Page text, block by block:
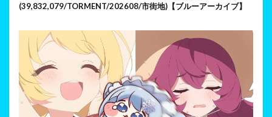
(39,832,079/TORMENT/202608/市街地)【ブルーアーカイブ】